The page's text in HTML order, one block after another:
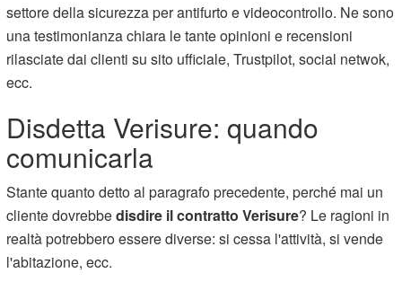
settore della sicurezza per antifurto e videocontrollo. Ne sono
una testimonianza chiara le tante opinioni e recensioni
rilasciate dai clienti su sito ufficiale, Trustpilot, social netwok,
ecc.
Disdetta Verisure: quando
comunicarla
Stante quanto detto al paragrafo precedente, perché mai un
cliente dovrebbedisdire il contratto Verisure? Le ragioni in
realtà potrebbero essere diverse: si cessa l'attività, si vende
l'abitazione, ecc.